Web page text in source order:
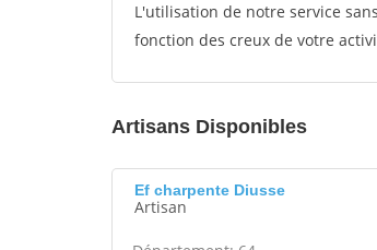
L'utilisation de notre service
fonction des creux de votre
Artisans Disponibles
Ef charpente Diusse
Artisan